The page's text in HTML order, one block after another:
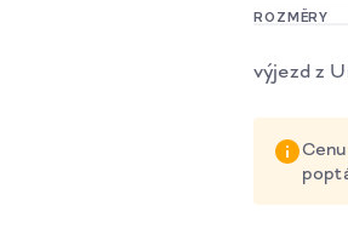
ROZMĚRY
výjezd z